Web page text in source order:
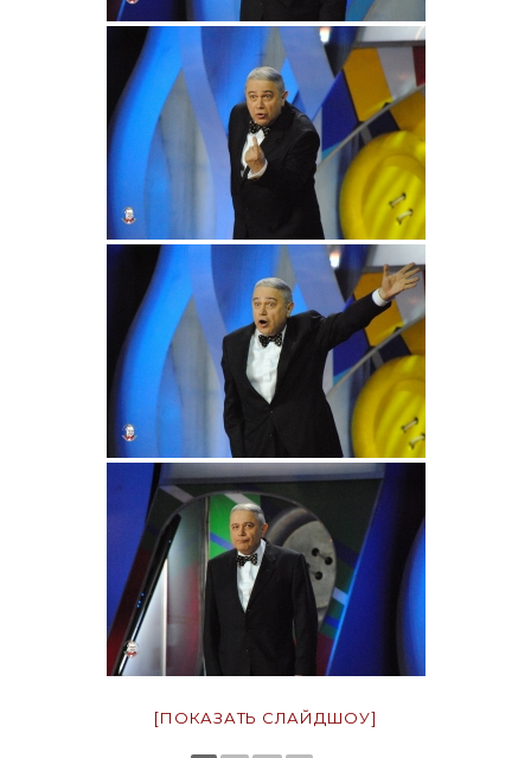
[ПОКАЗАТЬ СЛАЙДШОУ]